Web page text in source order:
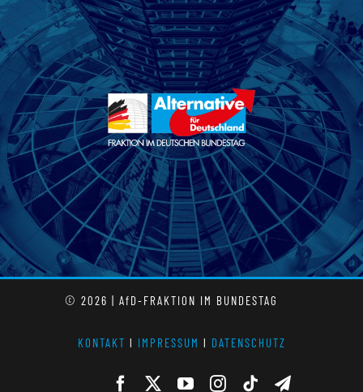
© 2026 | AfD-FRAKTION IM BUNDESTAG
KONTAKT l IMPRESSUM l DATENSCHUTZ